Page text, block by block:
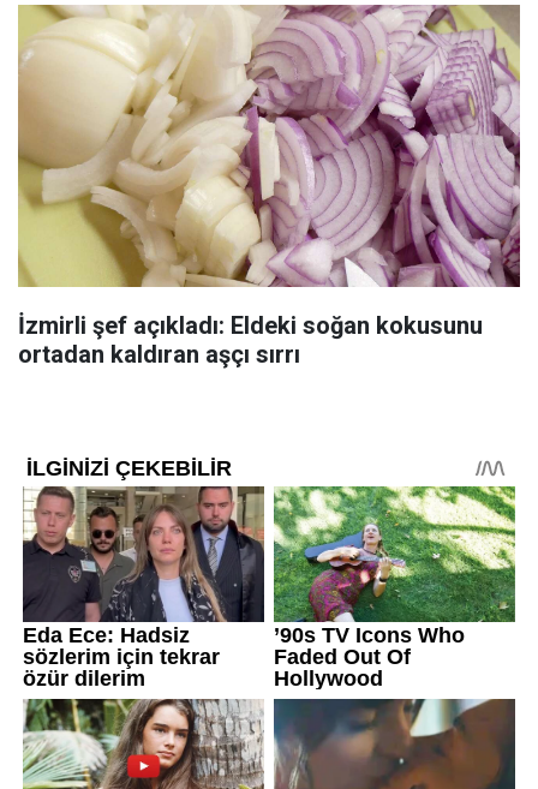
İzmirli şef açıkladı: Eldeki soğan kokusunu
ortadan kaldıran aşçı sırrı